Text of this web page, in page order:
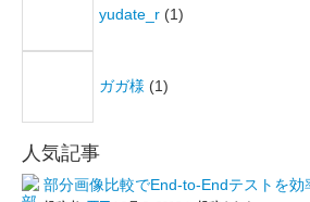
yudate_r (1)
ガガ様 (1)
人気記事
部分画像比較でEnd-to-Endテストを効